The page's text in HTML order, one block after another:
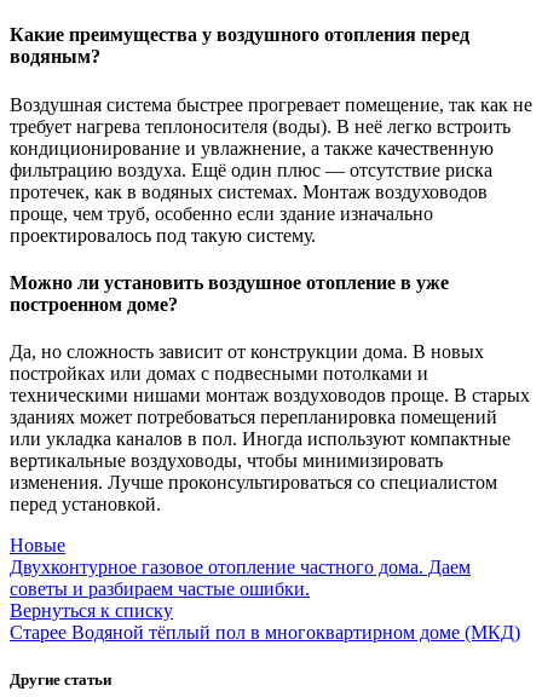
Какие преимущества у воздушного отопления перед
водяным?
Воздушная система быстрее прогревает помещение, так как не
требует нагрева теплоносителя (воды). В неё легко встроить
кондиционирование и увлажнение, а также качественную
фильтрацию воздуха. Ещё один плюс — отсутствие риска
протечек, как в водяных системах. Монтаж воздуховодов
проще, чем труб, особенно если здание изначально
проектировалось под такую систему.
Можно ли установить воздушное отопление в уже
построенном доме?
Да, но сложность зависит от конструкции дома. В новых
постройках или домах с подвесными потолками и
техническими нишами монтаж воздуховодов проще. В старых
зданиях может потребоваться перепланировка помещений
или укладка каналов в пол. Иногда используют компактные
вертикальные воздуховоды, чтобы минимизировать
изменения. Лучше проконсультироваться со специалистом
перед установкой.
Новые
Двухконтурное газовое отопление частного дома. Даем
советы и разбираем частые ошибки.
Вернуться к списку
Старее Водяной тёплый пол в многоквартирном доме (МКД)
Другие статьи